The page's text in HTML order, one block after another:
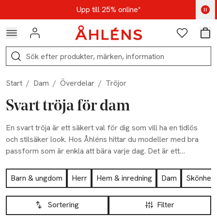
Hoppa till navigationsmenynUpp till 25% online*
Kod: AUG25 - Shoppa nu
Logga in Favoriter
Sök
Start / Dam / Överdelar / Tröjor
Svart tröja för dam
En svart tröja är ett säkert val för dig som vill ha en tidlös
och stilsäker look. Hos Åhléns hittar du modeller med bra
passform som är enkla att bära varje dag. Det är ett
som ger din garderob en modern känsla.
Hoppa till produktsidan
Barn & ungdom Herr Hem & inredning Dam
Skönhet
Hoppa till produktsidan
Filter
Sortering
Lista över produkter